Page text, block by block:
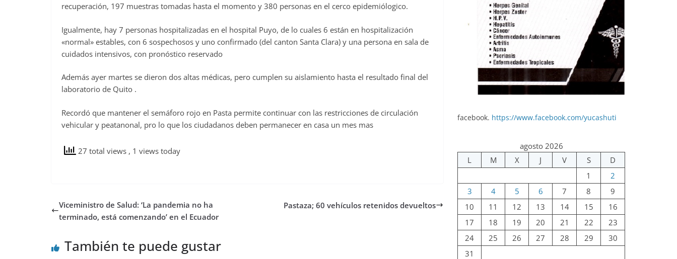
recuperación, 197 muestras tomadas hasta el momento y 380 personas en el cerco epidemiólogico.
Igualmente, hay 7 personas hospitalizadas en el hospital Puyo, de lo cuales 6 están en hospitalización
«normal» estables, con 6 sospechosos y uno confirmado (del canton Santa Clara) y una persona en sala de
cuidados intensivos, con pronóstico reservado
Además ayer martes se dieron dos altas médicas, pero cumplen su aislamiento hasta el resultado final del
laboratorio de Quito .
Recordó que mantener el semáforo rojo en Pasta permite continuar con las restricciones de circulación
vehicular y peatanonal, pro lo que los ciudadanos deben permanecer en casa un mes mas
27 total views , 1 views today
Viceministro de Salud: ‘La pandemia no ha
terminado, está comenzando’ en el Ecuador
Pastaza; 60 vehículos retenidos devueltos
También te puede gustar
facebook. https://www.facebook.com/yucashuti
agosto 2026
L
M X J V S
D
1
2
3
4 5 6 7 8
9
10
11 12 13 14 15
16
17
18 19 20 21 22
23
24
25 26 27 28 29
30
31